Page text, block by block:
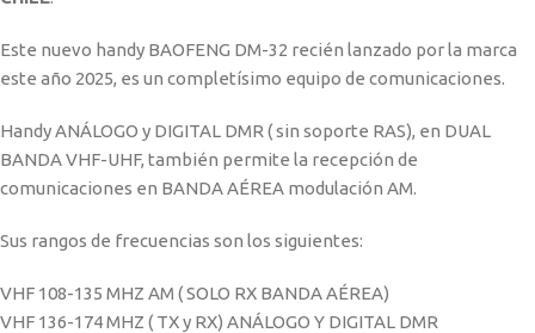
Este nuevo handy BAOFENG DM-32 recién lanzado por la marca
este año 2025, es un completísimo equipo de comunicaciones.
Handy ANÁLOGO y DIGITAL DMR ( sin soporte RAS), en DUAL
BANDA VHF-UHF, también permite la recepción de
comunicaciones en BANDA AÉREA modulación AM.
Sus rangos de frecuencias son los siguientes:
VHF 108-135 MHZ AM ( SOLO RX BANDA AÉREA)
VHF 136-174 MHZ ( TX y RX) ANÁLOGO Y DIGITAL DMR